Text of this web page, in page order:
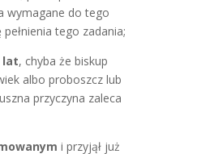
wymagane do tego
tego zadania;
lat, chyba że biskup
albo proboszcz lub
przyczyna zaleca
i przyjął już